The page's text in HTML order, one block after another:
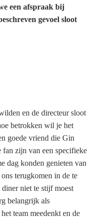
een afspraak bij
gevoel sloot
en de directeur sloot
betrokken wil je het
goede vriend die Gin
fan zijn van een specifieke
dag konden genieten van
terugkomen in de te
niet te stijf moest
belangrijk als
team meedenkt en de